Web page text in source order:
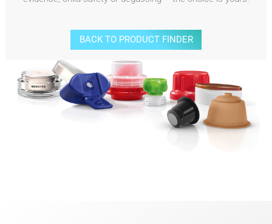
BACK TO PRODUCT FINDER